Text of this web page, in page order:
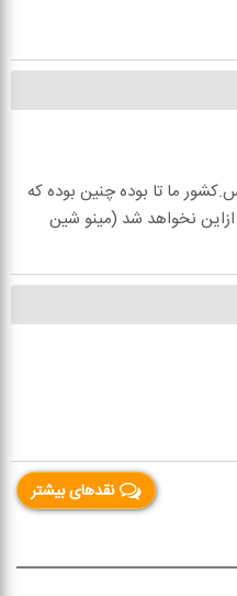
ما تا بوده چنین بوده که
نقدهای بیشتر